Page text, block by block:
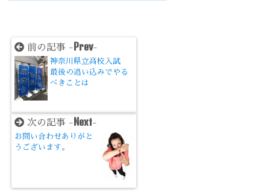
前の記事 - Prev-
神奈川県立高校入試
最後の追い込みでやる
べきことは
次の記事 - Next-
お問い合わせありがと
うございます。